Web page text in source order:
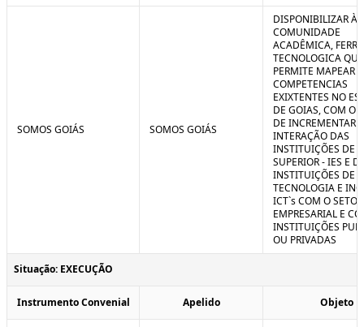
SOMOS GOIÁS SOMOS GOIÁS
DISPONIBILIZAR À
COMUNIDADE
ACADÊMICA,
TECNOLOGICA QUE
PERMITE MAPEAR
COMPETENCIAS
EXIXTENTES NO
DE GOIAS, COM O
DE INCREMENTAR A
INTERAÇÃO DAS
INSTITUIÇÕES DE
SUPERIOR - IES E
INSTITUIÇÕES DE
TECNOLOGIA E
ICT`s COM O SETOR
EMPRESARIAL E
INSTITUIÇÕES
OU PRIVADAS
Situação: EXECUÇÃO
Instrumento Convenial Apelido Objeto